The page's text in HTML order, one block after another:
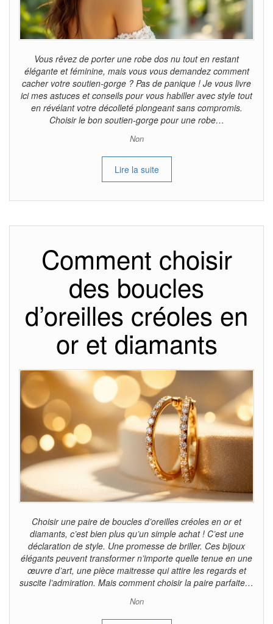
Vous rêvez de porter une robe dos nu tout en restant
élégante et féminine, mais vous vous demandez comment
cacher votre soutien-gorge ? Pas de panique ! Je vous livre
ici mes astuces et conseils pour vous habiller avec style tout
en révélant votre décolleté plongeant sans compromis.
Choisir le bon soutien-gorge pour une robe…
Non
Lire la suite
Comment choisir
des boucles
d’oreilles créoles en
or et diamants
Choisir une paire de boucles d’oreilles créoles en or et
diamants, c’est bien plus qu’un simple achat ! C’est une
déclaration de style. Une promesse de briller. Ces bijoux
élégants peuvent transformer n’importe quelle tenue en une
œuvre d’art, une pièce maitresse qui attire les regards et
suscite l’admiration. Mais comment choisir la paire parfaite…
Non